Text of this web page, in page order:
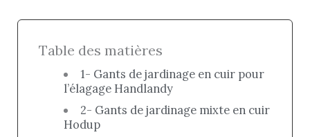
Table des matières
1- Gants de jardinage en cuir pour
l’élagage Handlandy
2- Gants de jardinage mixte en cuir
Hodup